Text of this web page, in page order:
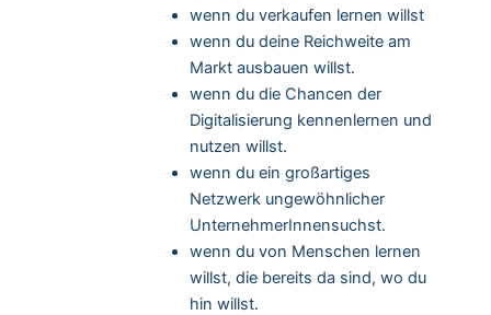
wenn du verkaufen lernen willst
wenn du deine Reichweite am
Markt ausbauen willst.
wenn du die Chancen der
Digitalisierung kennenlernen und
nutzen willst.
wenn du ein großartiges
Netzwerk ungewöhnlicher
UnternehmerInnensuchst.
wenn du von Menschen lernen
willst, die bereits da sind, wo du
hin willst.